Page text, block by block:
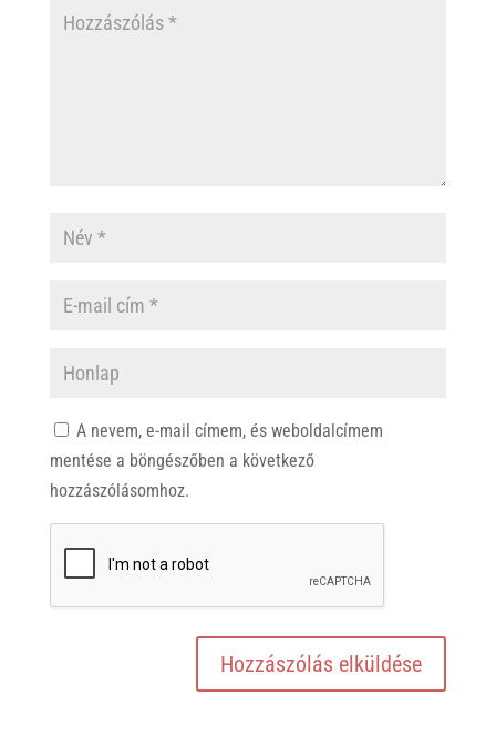
A nevem, e-mail címem, és weboldalcímem
mentése a böngészőben a következő
hozzászólásomhoz.